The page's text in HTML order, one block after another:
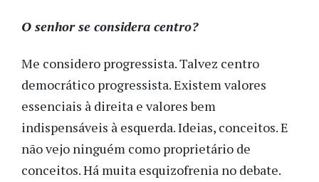
O senhor se considera centro?
Me considero progressista. Talvez centro
democrático progressista. Existem valores
essenciais à direita e valores bem
indispensáveis à esquerda. Ideias, conceitos. E
não vejo ninguém como proprietário de
conceitos. Há muita esquizofrenia no debate.